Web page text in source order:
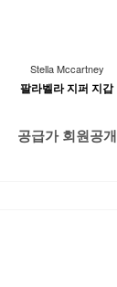
Stella Mccartney
팔라벨라 지퍼 지갑
공급가 회원공개